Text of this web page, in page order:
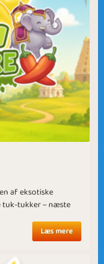
af eksotiske
tuk-tukker – næste
Læs mere